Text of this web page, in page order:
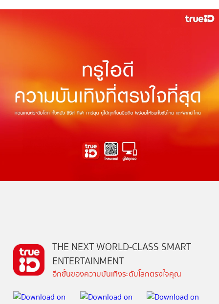
THE NEXT WORLD-CLASS SMART
ENTERTAINMENT
อีกขั้นของความบันเทิงระดับโลกตรงใจคุณ